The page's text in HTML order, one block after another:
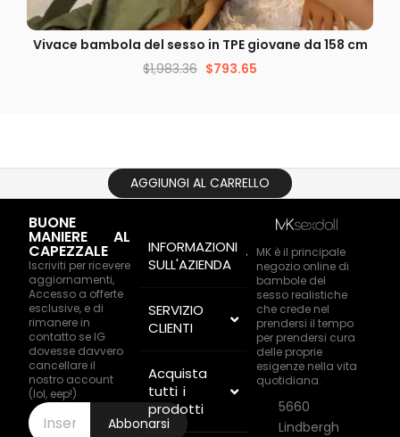
VISUALIZZAZIONE VELOCE
Vivace bambola del sesso in TPE giovane da 158 cm
$1,983.36 $793.65
AGGIUNGI AL CARRELLO
BUONE
MANIERE AL
CAPEZZALE
Iscriviti per ricevere
aggiornamenti,
Accesso a offerte
esclusive, e di
rimanere in
contatto se IG
dovesse davvero
cancellare il
nostro account
(lol, eep!)
Abbonarsi
INFORMAZIONI
SULL'AZIENDA
SERVIZIO
CLIENTI
Acquista
tutti i
prodotti
MK è il principale
negozio online di
bambole del
sesso realistiche
che crede nel
prendersi il tempo
per prendersi cura
delle proprie
esigenze nella vita
quotidiana.
5660
Lindbergh